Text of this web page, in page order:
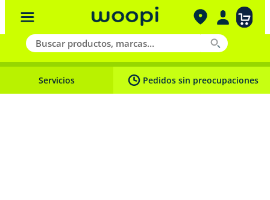
Buscar productos, marcas...
Servicios Pedidos sin preocupaciones